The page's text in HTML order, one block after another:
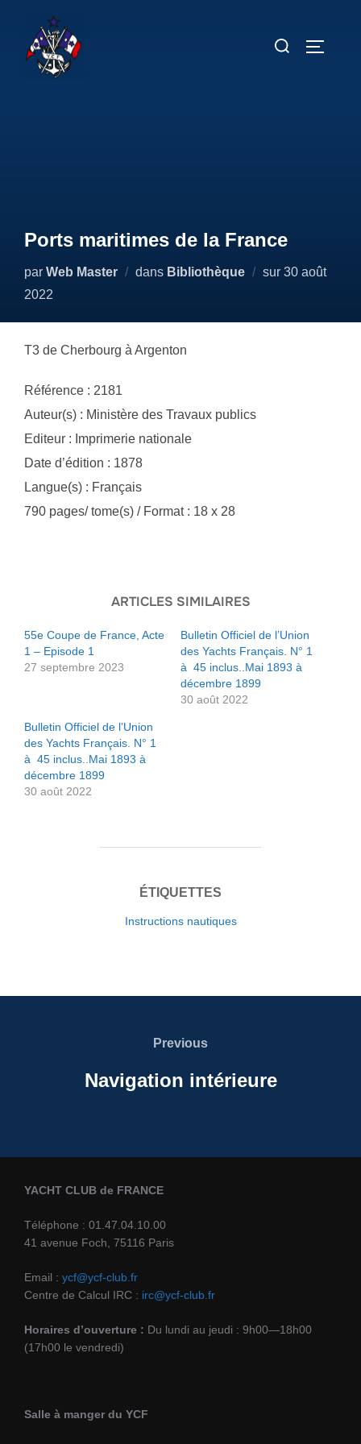
contenu
Rechercher :
Ports maritimes de la France
par Web Master dans Bibliothèque sur Publié
30 août
2022
T3 de Cherbourg à Argenton
Référence : 2181
Auteur(s) : Ministère des Travaux publics
Editeur : Imprimerie nationale
Date d’édition : 1878
Langue(s) : Français
790 pages/ tome(s) / Format : 18 x 28
ARTICLES SIMILAIRES
55e Coupe de France, Acte
1 – Episode 1
27 septembre 2023
Bulletin Officiel de l’Union
des Yachts Français. N° 1
à 45 inclus..Mai 1893 à
décembre 1899
30 août 2022
Bulletin Officiel de l’Union
des Yachts Français. N° 1
à 45 inclus..Mai 1893 à
décembre 1899
30 août 2022
ÉTIQUETTES
Instructions nautiques
Previous
Previous
Navigation intérieure
YACHT CLUB de FRANCE
Téléphone : 01.47.04.10.00
41 avenue Foch, 75116 Paris
Email : ycf@ycf-club.fr
Centre de Calcul IRC : irc@ycf-club.fr
Horaires d’ouverture : Du lundi au jeudi : 9h00—18h00
(17h00 le vendredi)
Salle à manger du YCF